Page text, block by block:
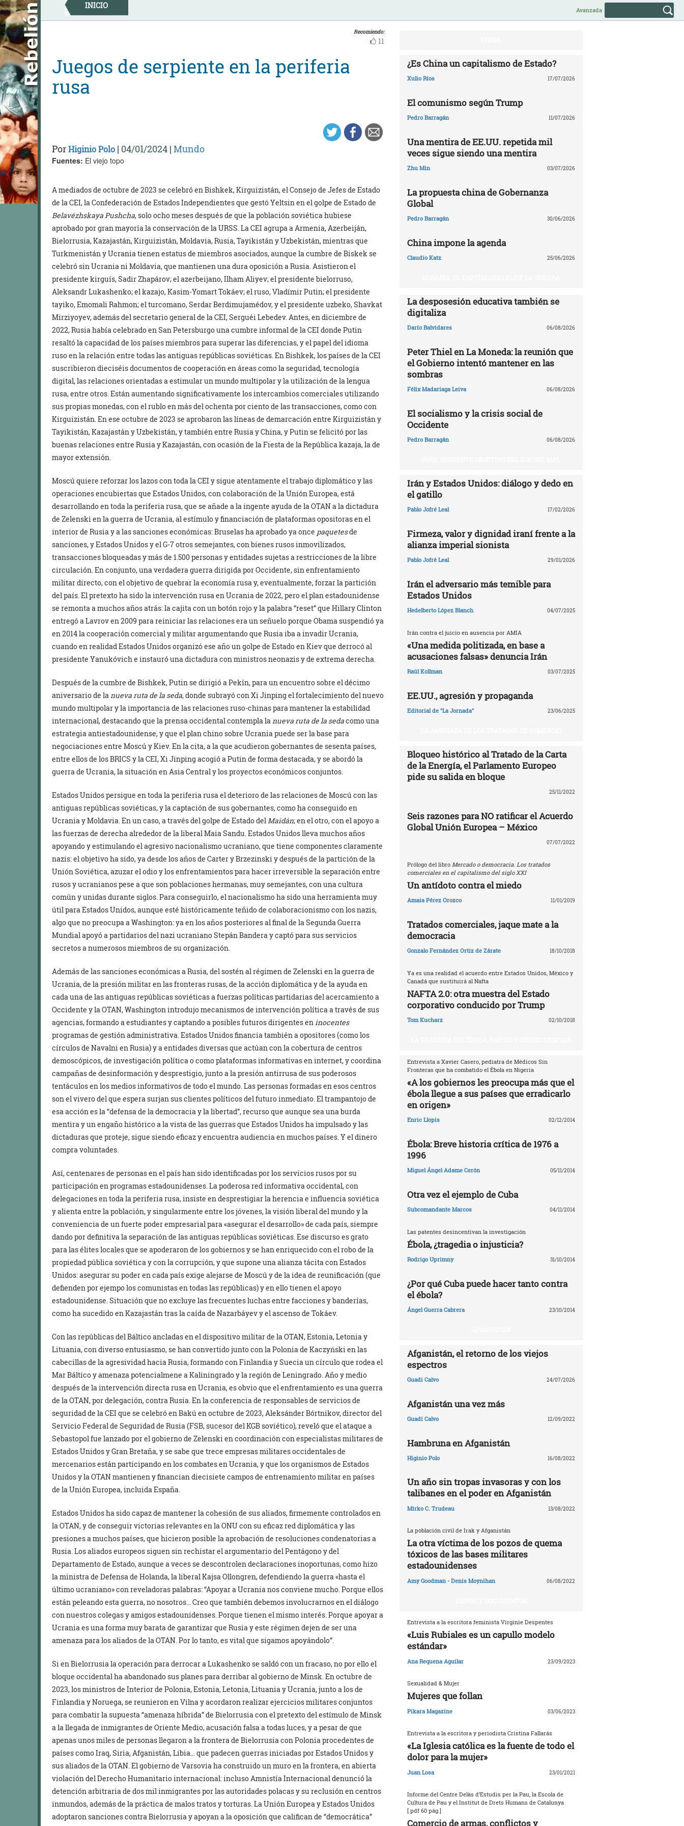
Skip
to
content
INICIO Avanzada
Recomiendo:
11
Juegos de serpiente en la periferia
rusa
PorHiginio Polo | 04/01/2024 | Mundo
Fuentes: El viejo topo
A mediados de octubre de 2023 se celebró en Bishkek, Kirguizistán, el Consejo de Jefes de Estado
de la CEI, la Confederación de Estados Independientes que gestó Yeltsin en el golpe de Estado de
Belavézhskaya Pushcha, solo ocho meses después de que la población soviética hubiese
aprobado por gran mayoría la conservación de la URSS. La CEI agrupa a Armenia, Azerbeiján,
Bielorrusia, Kazajastán, Kirguizistán, Moldavia, Rusia, Tayikistán y Uzbekistán, mientras que
Turkmenistán y Ucrania tienen estatus de miembros asociados, aunque la cumbre de Biskek se
celebró sin Ucrania ni Moldavia, que mantienen una dura oposición a Rusia. Asistieron el
presidente kirguís, Sadir Zhapárov; el azerbeijano, Ilham Aliyev; el presidente bielorruso,
Aleksandr Lukashenko; el kazajo, Kasim-Yomart Tokáev; el ruso, Vladímir Putin; el presidente
tayiko, Emomali Rahmon; el turcomano, Serdar Berdimujamédov, y el presidente uzbeko, Shavkat
Mirziyoyev, además del secretario general de la CEI, Serguéi Lebedev. Antes, en diciembre de
2022, Rusia había celebrado en San Petersburgo una cumbre informal de la CEI donde Putin
resaltó la capacidad de los países miembros para superar las diferencias, y el papel del idioma
ruso en la relación entre todas las antiguas repúblicas soviéticas. En Bishkek, los países de la CEI
suscribieron dieciséis documentos de cooperación en áreas como la seguridad, tecnología
digital, las relaciones orientadas a estimular un mundo multipolar y la utilización de la lengua
rusa, entre otros. Están aumentando significativamente los intercambios comerciales utilizando
sus propias monedas, con el rublo en más del ochenta por ciento de las transacciones, como con
Kirguizistán. En ese octubre de 2023 se aprobaron las líneas de demarcación entre Kirguizistán y
Tayikistán, Kazajastán y Uzbekistán, y también entre Rusia y China, y Putin se felicitó por las
buenas relaciones entre Rusia y Kazajastán, con ocasión de la Fiesta de la República kazaja, la de
mayor extensión.
Moscú quiere reforzar los lazos con toda la CEI y sigue atentamente el trabajo diplomático y las
operaciones encubiertas que Estados Unidos, con colaboración de la Unión Europea, está
desarrollando en toda la periferia rusa, que se añade a la ingente ayuda de la OTAN a la dictadura
de Zelenski en la guerra de Ucrania, al estímulo y financiación de plataformas opositoras en el
interior de Rusia y a las sanciones económicas: Bruselas ha aprobado ya once paquetesde
sanciones, y Estados Unidos y el G-7 otros semejantes, con bienes rusos inmovilizados,
transacciones bloqueadas y más de 1.500 personas y entidades sujetas a restricciones de la libre
circulación. En conjunto, una verdadera guerra dirigida por Occidente, sin enfrentamiento
militar directo, con el objetivo de quebrar la economía rusa y, eventualmente, forzar la partición
del país. El pretexto ha sido la intervención rusa en Ucrania de 2022, pero el plan estadounidense
se remonta a muchos años atrás: la cajita con un botón rojo y la palabra “reset” que Hillary Clinton
entregó a Lavrov en 2009 para reiniciar las relaciones era un señuelo porque Obama suspendió ya
en 2014 la cooperación comercial y militar argumentando que Rusia iba a invadir Ucrania,
cuando en realidad Estados Unidos organizó ese año un golpe de Estado en Kiev que derrocó al
presidente Yanukóvich e instauró una dictadura con ministros neonazis y de extrema derecha.
Después de la cumbre de Bishkek, Putin se dirigió a Pekín, para un encuentro sobre el décimo
aniversario de lanueva ruta de la seda, donde subrayó con Xi Jinping el fortalecimiento del nuevo
mundo multipolar y la importancia de las relaciones ruso-chinas para mantener la estabilidad
internacional, destacando que la prensa occidental contempla lanueva ruta de la sedacomo una
estrategia antiestadounidense, y que el plan chino sobre Ucrania puede ser la base para
negociaciones entre Moscú y Kiev. En la cita, a la que acudieron gobernantes de sesenta países,
entre ellos de los BRICS y la CEI, Xi Jinping acogió a Putin de forma destacada, y se abordó la
guerra de Ucrania, la situación en Asia Central y los proyectos económicos conjuntos.
Estados Unidos persigue en toda la periferia rusa el deterioro de las relaciones de Moscú con las
antiguas repúblicas soviéticas, y la captación de sus gobernantes, como ha conseguido en
Ucrania y Moldavia. En un caso, a través del golpe de Estado delMaidán; en el otro, con el apoyo a
las fuerzas de derecha alrededor de la liberal Maia Sandu. Estados Unidos lleva muchos años
apoyando y estimulando el agresivo nacionalismo ucraniano, que tiene componentes claramente
nazis: el objetivo ha sido, ya desde los años de Carter y Brzezinski y después de la partición de la
Unión Soviética, azuzar el odio y los enfrentamientos para hacer irreversible la separación entre
rusos y ucranianos pese a que son poblaciones hermanas, muy semejantes, con una cultura
común y unidas durante siglos. Para conseguirlo, el nacionalismo ha sido una herramienta muy
útil para Estados Unidos, aunque esté históricamente teñido de colaboracionismo con los nazis,
algo que no preocupa a Washington: ya en los años posteriores al final de la Segunda Guerra
Mundial apoyó a partidarios del nazi ucraniano Stepán Bandera y captó para sus servicios
secretos a numerosos miembros de su organización.
Además de las sanciones económicas a Rusia, del sostén al régimen de Zelenski en la guerra de
Ucrania, de la presión militar en las fronteras rusas, de la acción diplomática y de la ayuda en
cada una de las antiguas repúblicas soviéticas a fuerzas políticas partidarias del acercamiento a
Occidente y la OTAN, Washington introdujo mecanismos de intervención política a través de sus
agencias, formando a estudiantes y captando a posibles futuros dirigentes eninocentes
programas de gestión administrativa. Estados Unidos financia también a opositores (como los
círculos de Navalni en Rusia) y a entidades diversas que actúan con la cobertura de centros
demoscópicos, de investigación política o como plataformas informativas en internet, y coordina
campañas de desinformación y desprestigio, junto a la presión antirrusa de sus poderosos
tentáculos en los medios informativos de todo el mundo. Las personas formadas en esos centros
son el vivero del que espera surjan sus clientes políticos del futuro inmediato. El trampantojo de
esa acción es la “defensa de la democracia y la libertad”, recurso que aunque sea una burda
mentira y un engaño histórico a la vista de las guerras que Estados Unidos ha impulsado y las
dictaduras que proteje, sigue siendo eficaz y encuentra audiencia en muchos países. Y el dinero
compra voluntades.
Así, centenares de personas en el país han sido identificadas por los servicios rusos por su
participación en programas estadounidenses. La poderosa red informativa occidental, con
delegaciones en toda la periferia rusa, insiste en desprestigiar la herencia e influencia soviética
y alienta entre la población, y singularmente entre los jóvenes, la visión liberal del mundo y la
conveniencia de un fuerte poder empresarial para «asegurar el desarrollo» de cada país, siempre
dando por definitiva la separación de las antiguas repúblicas soviéticas. Ese discurso es grato
para las élites locales que se apoderaron de los gobiernos y se han enriquecido con el robo de la
propiedad pública soviética y con la corrupción, y que supone una alianza tácita con Estados
Unidos: asegurar su poder en cada país exige alejarse de Moscú y de la idea de reunificación (que
defienden por ejempo los comunistas en todas las repúblicas) y en ello tienen el apoyo
estadounidense. Situación que no excluye las frecuentes luchas entre facciones y banderías,
como ha sucedido en Kazajastán tras la caída de Nazarbáyev y el ascenso de Tokáev.
Con las repúblicas del Báltico ancladas en el dispositivo militar de la OTAN, Estonia, Letonia y
Lituania, con diverso entusiasmo, se han convertido junto con la Polonia de Kaczyński en las
cabecillas de la agresividad hacia Rusia, formando con Finlandia y Suecia un círculo que rodea el
Mar Báltico y amenaza potencialmene a Kaliningrado y la región de Leningrado. Año y medio
después de la intervención directa rusa en Ucrania, es obvio que el enfrentamiento es una guerra
de la OTAN, por delegación, contra Rusia. En la conferencia de responsables de servicios de
seguridad de la CEI que se celebró en Bakú en octubre de 2023, Aleksánder Bórtnikov, director del
Servicio Federal de Seguridad de Rusia (FSB, sucesor del KGB soviético), reveló que el ataque a
Sebastopol fue lanzado por el gobierno de Zelenski en coordinación con especialistas militares de
Estados Unidos y Gran Bretaña, y se sabe que trece empresas militares occidentales de
mercenarios están participando en los combates en Ucrania, y que los organismos de Estados
Unidos y la OTAN mantienen y financian diecisiete campos de entrenamiento militar en países
de la Unión Europea, incluida España.
Estados Unidos ha sido capaz de mantener la cohesión de sus aliados, firmemente controlados en
la OTAN, y de conseguir victorias relevantes en la ONU con su eficaz red diplomática y las
presiones a muchos países, que hicieron posible la aprobación de resoluciones condenatorias a
Rusia. Los aliados europeos siguen sin rechistar el argumentario del Pentágono y del
Departamento de Estado, aunque a veces se descontrolen declaraciones inoportunas, como hizo
la ministra de Defensa de Holanda, la liberal Kajsa Ollongren, defendiendo la guerra «hasta el
último ucraniano» con reveladoras palabras: “Apoyar a Ucrania nos conviene mucho. Porque ellos
están peleando esta guerra, no nosotros… Creo que también debemos involucrarnos en el diálogo
con nuestros colegas y amigos estadounidenses. Porque tienen el mismo interés. Porque apoyar a
Ucrania es una forma muy barata de garantizar que Rusia y este régimen dejen de ser una
amenaza para los aliados de la OTAN. Por lo tanto, es vital que sigamos apoyándolo”.
Si en Bielorrusia la operación para derrocar a Lukashenko se saldó con un fracaso, no por ello el
bloque occidental ha abandonado sus planes para derribar al gobierno de Minsk. En octubre de
2023, los ministros de Interior de Polonia, Estonia, Letonia, Lituania y Ucrania, junto a los de
Finlandia y Noruega, se reunieron en Vilna y acordaron realizar ejercicios militares conjuntos
para combatir la supuesta “amenaza híbrida” de Bielorrusia con el pretexto del estímulo de Minsk
a la llegada de inmigrantes de Oriente Medio, acusación falsa a todas luces, y a pesar de que
apenas unos miles de personas llegaron a la frontera de Bielorrusia con Polonia procedentes de
países como Iraq, Siria, Afganistán, Libia… que padecen guerras iniciadas por Estados Unidos y
sus aliados de la OTAN. El gobierno de Varsovia ha construido un muro en la frontera, en abierta
violación del Derecho Humanitario internacional: incluso Amnistía Internacional denunció la
detención arbitraria de dos mil inmigrantes por las autoridades polacas y su reclusión en centros
inmundos, además de la práctica de malos tratos y torturas. La Unión Europea y Estados Unidos
adoptaron sanciones contra Bielorrusia y apoyan a la oposición que califican de “democrática”
¿Es China un capitalismo de Estado?
Xulio Ríos 17/07/2026
El comunismo según Trump
Pedro Barragán 11/07/2026
Una mentira de EE.UU. repetida mil
veces sigue siendo una mentira
Zhu Min 03/07/2026
La propuesta china de Gobernanza
Global
Pedro Barragán 30/06/2026
China impone la agenda
Claudio Katz 25/06/2026
La desposesión educativa también se
digitaliza
Darío Balvidares 06/08/2026
Peter Thiel en La Moneda: la reunión que
el Gobierno intentó mantener en las
sombras
Félix Madariaga Leiva 06/08/2026
El socialismo y la crisis social de
Occidente
Pedro Barragán 06/08/2026
Irán y Estados Unidos: diálogo y dedo en
el gatillo
Pablo Jofré Leal 17/02/2026
Firmeza, valor y dignidad iraní frente a la
alianza imperial sionista
Pablo Jofré Leal 29/01/2026
Irán el adversario más temible para
Estados Unidos
Hedelberto López Blanch 04/07/2025
Irán contra el juicio en ausencia por AMIA
«Una medida politizada, en base a
acusaciones falsas» denuncia Irán
Raúl Kollman 03/07/2025
EE.UU., agresión y propaganda
Editorial de "La Jornada" 23/06/2025
Bloqueo histórico al Tratado de la Carta
de la Energía, el Parlamento Europeo
pide su salida en bloque
25/11/2022
Seis razones para NO ratificar el Acuerdo
Global Unión Europea – México
07/07/2022
Prólogo del libro Mercado o democracia. Los tratados
comerciales en el capitalismo del siglo XXI
Un antídoto contra el miedo
Amaia Pérez Orozco 11/01/2019
Tratados comerciales, jaque mate a la
democracia
Gonzalo Fernández Ortiz de Zárate 18/10/2018
Ya es una realidad el acuerdo entre Estados Unidos, México y
Canadá que sustituirá al Nafta
NAFTA 2.0: otra muestra del Estado
corporativo conducido por Trump
Tom Kucharz 02/10/2018
Entrevista a Xavier Casero, pediatra de Médicos Sin
Fronteras que ha combatido el Ébola en Nigeria
«A los gobiernos les preocupa más que el
ébola llegue a sus países que erradicarlo
en origen»
Enric Llopis 02/12/2014
Ébola: Breve historia crítica de 1976 a
1996
Miguel Ángel Adame Cerón 05/11/2014
Otra vez el ejemplo de Cuba
Subcomandante Marcos 04/11/2014
Las patentes desincentivan la investigación
Ébola, ¿tragedia o injusticia?
Rodrigo Uprimny 31/10/2014
¿Por qué Cuba puede hacer tanto contra
el ébola?
Ángel Guerra Cabrera 23/10/2014
Afganistán, el retorno de los viejos
espectros
Guadi Calvo 24/07/2026
Afganistán una vez más
Guadi Calvo 12/09/2022
Hambruna en Afganistán
Higinio Polo 16/08/2022
Un año sin tropas invasoras y con los
talibanes en el poder en Afganistán
Mirko C. Trudeau 13/08/2022
La población civil de Irak y Afganistán
La otra víctima de los pozos de quema
tóxicos de las bases militares
estadounidenses
Amy Goodman - Denis Moynihan 06/08/2022
Entrevista a la escritora feminista Virginie Despentes
«Luis Rubiales es un capullo modelo
estándar»
Ana Requena Aguilar 23/09/2023
Sexualidad & Mujer
Mujeres que follan
Pikara Magazine 03/06/2023
Entrevista a la escritora y periodista Cristina Fallarás
«La Iglesia católica es la fuente de todo el
dolor para la mujer»
Juan Losa 23/01/2021
Informe del Centre Delàs d’Estudis per la Pau, la Escola de
Cultura de Pau y el Institut de Drets Humans de Catalunya
[.pdf 60 pág.]
Comercio de armas, conflictos y